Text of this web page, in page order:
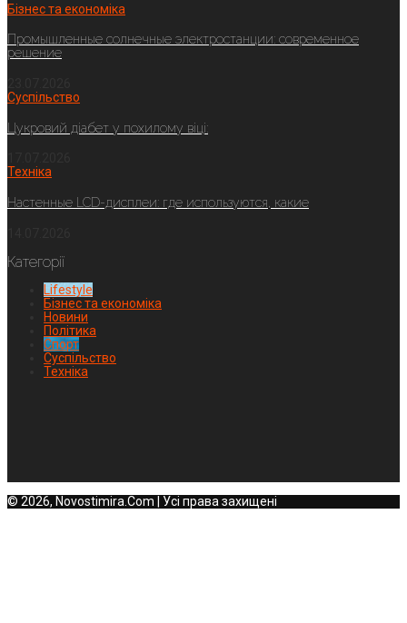
Бізнес та економіка
Промышленные солнечные электростанции: современное
решение
Суспільство
Цукровий діабет у похилому віці:
Техніка
Настенные LCD-дисплеи: где используются, какие
Категорії
Lifestyle
Бізнес та економіка
Новини
Політика
Спорт
Суспільство
Техніка
© 2026, Novostimira.Com | Усі права захищені